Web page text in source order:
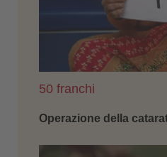
50 franchi
Operazione della